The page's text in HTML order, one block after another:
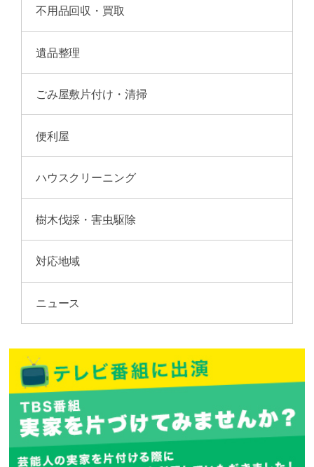
不用品回収・買取
遺品整理
ごみ屋敷片付け・清掃
便利屋
ハウスクリーニング
樹木伐採・害虫駆除
対応地域
ニュース